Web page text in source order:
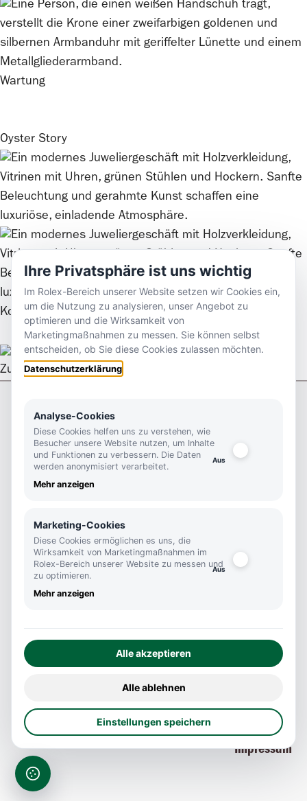
Wartung
Oyster Story
Kontaktieren Sie uns
Zurück nach oben
FooterKontakt
Kutter 1825
Königstraße 46
70173 Stuttgart
info@kutter1825.de
+0711 290460
Öffnungszeiten
10:00 - 18:45
10:00 - 16:00
Datenschutz
Impressum
Ihre Privatsphäre ist uns wichtig
Im Rolex-Bereich unserer Website setzen wir Cookies ein,
um die Nutzung zu analysieren, unser Angebot zu
optimieren und die Wirksamkeit von
Marketingmaßnahmen zu messen. Sie können selbst
entscheiden, ob Sie diese Cookies zulassen möchten.
Datenschutzerklärung
Analyse-Cookies
Diese Cookies helfen uns zu verstehen, wie
Besucher unsere Website nutzen, um Inhalte
und Funktionen zu verbessern. Die Daten
werden anonymisiert verarbeitet.
Mehr anzeigen
Marketing-Cookies
Diese Cookies ermöglichen es uns, die
Wirksamkeit von Marketingmaßnahmen im
Rolex-Bereich unserer Website zu messen und
zu optimieren.
Mehr anzeigen
Alle akzeptieren
Alle ablehnen
Einstellungen speichern